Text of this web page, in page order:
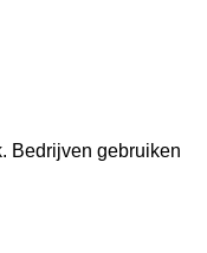
Bedrijven gebruiken